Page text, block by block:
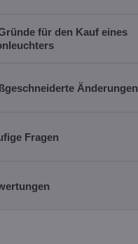
für den Kauf eines
Änderungen
Fragen